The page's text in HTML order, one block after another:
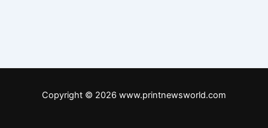
Copyright © 2026 www.printnewsworld.com